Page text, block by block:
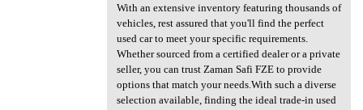
With an extensive inventory featuring thousands of
vehicles, rest assured that you'll find the perfect
used car to meet your specific requirements.
Whether sourced from a certified dealer or a private
seller, you can trust Zaman Safi FZE to provide
options that match your needs.With such a diverse
selection available, finding the ideal trade-in used